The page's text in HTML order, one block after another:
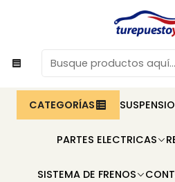
CATEGORÍAS
PARTES ELECTRICAS
SISTEMA DE FRENOS